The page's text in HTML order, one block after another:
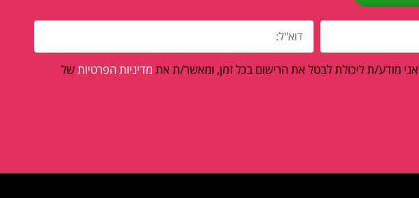
מודע/ת ליכולת לבטל את הרישום בכל זמן, ומאשר/ת את מדיניות הפרטיותשל